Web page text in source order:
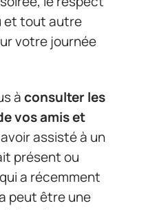
et tout autre
votre journée
àconsulter les
vos amis et
assisté à un
présent ou
a récemment
peut être une